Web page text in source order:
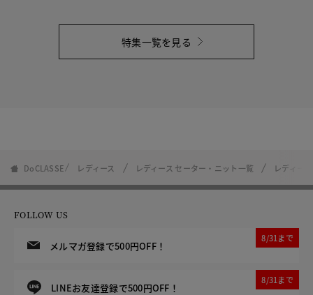
特集一覧を見る
DoCLASSE レディース レディース セーター・ニット一覧 レディー
FOLLOW US
メルマガ登録で500円OFF！
8/31まで
LINEお友達登録で500円OFF！
8/31まで